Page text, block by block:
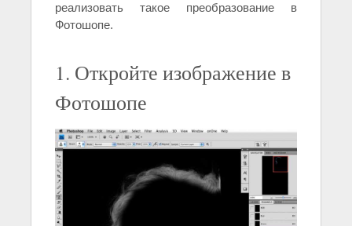
реализовать такое преобразование в
Фотошопе.
1. Откройте изображение в
Фотошопе